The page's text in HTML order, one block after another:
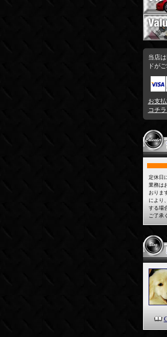
当店
ドが
お支
コチ
定休日
業務は
おりま
により
する場
ご了承